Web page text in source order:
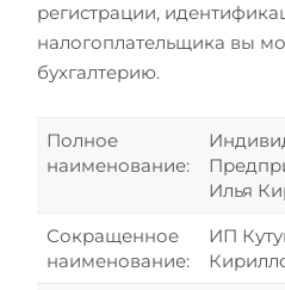
регистрации,
налогоплательщика вы
бухгалтерию.
Полное
наименование:
Илья
Сокращенное
наименование:
ИП